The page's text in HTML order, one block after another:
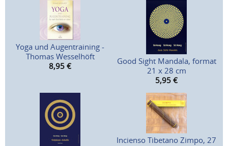
Yoga und Augentraining -
Thomas Wesselhöft
8,95 €
Good Sight Mandala, format
21 x 28 cm
5,95 €
Incienso Tibetano Zimpo, 27